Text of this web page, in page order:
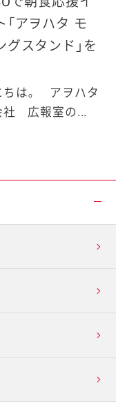
「アヲハタ モ
グスタンド」を
ちは。 アヲハタ
社 広報室の...